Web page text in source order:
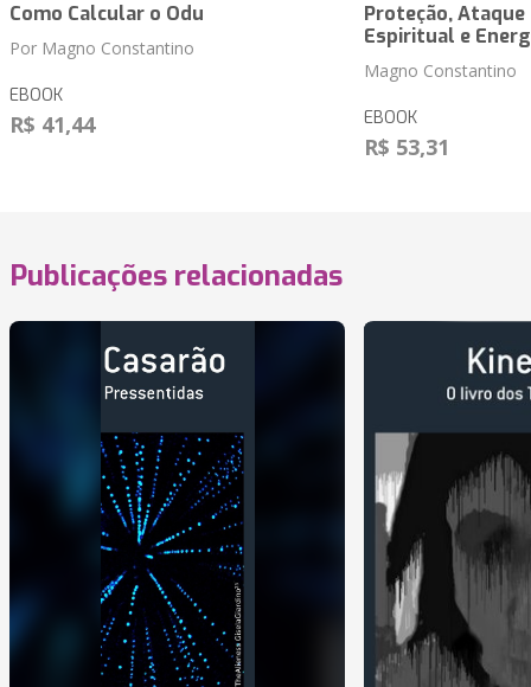
Como Calcular o Odu
Por Magno Constantino
EBOOK
R$ 41,44
Proteção, Ataque
Espiritual e
Magno Constantino
EBOOK
R$ 53,31
Publicações relacionadas